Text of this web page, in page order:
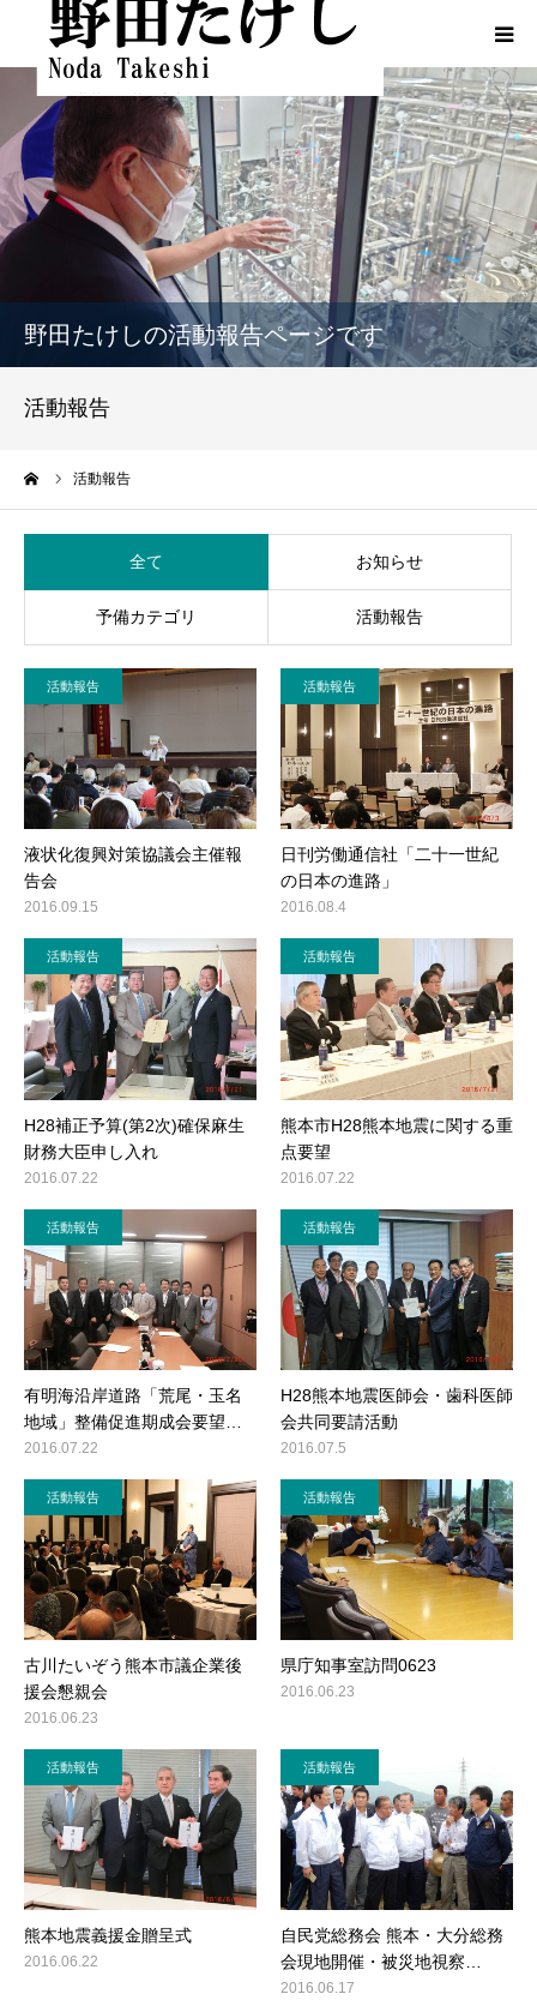
野田たけしの活動報告ページです
活動報告
活動報告
全て お知らせ
予備カテゴリ 活動報告
活動報告
液状化復興対策協議会主催報
告会
2016.09.15
活動報告
日刊労働通信社「二十一世紀
の日本の進路」
2016.08.4
活動報告
H28補正予算(第2次)確保麻生
財務大臣申し入れ
2016.07.22
活動報告
熊本市H28熊本地震に関する重
点要望
2016.07.22
活動報告
有明海沿岸道路「荒尾・玉名
地域」整備促進期成会要望…
2016.07.22
活動報告
H28熊本地震医師会・歯科医師
会共同要請活動
2016.07.5
活動報告
古川たいぞう熊本市議企業後
援会懇親会
2016.06.23
活動報告
県庁知事室訪問0623
2016.06.23
活動報告
熊本地震義援金贈呈式
2016.06.22
活動報告
自民党総務会 熊本・大分総務
会現地開催・被災地視察…
2016.06.17
HOME
プロフィール
ふるさとでの実績
政策
動画一覧
ご意見・メール